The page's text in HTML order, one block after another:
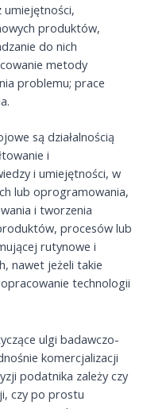
umiejętności,
produktów,
do nich
metody
problemu; prace
są działalnością
i
i umiejętności, w
lub oprogramowania,
i tworzenia
procesów lub
rutynowe i
nawet jeżeli takie
technologii
ulgi badawczo-
komercjalizacji
podatnika zależy czy
czy po prostu